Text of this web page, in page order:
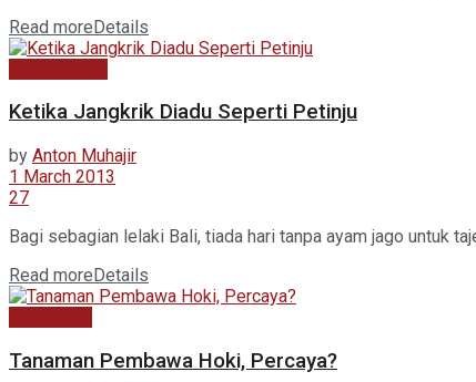
Read moreDetails
Ketika Jangkrik Diadu Seperti Petinju
by Anton Muhajir
1 March 2013
27
Bagi sebagian lelaki Bali, tiada hari tanpa ayam jago untuk
Read more Details
Tanaman Pembawa Hoki, Percaya?